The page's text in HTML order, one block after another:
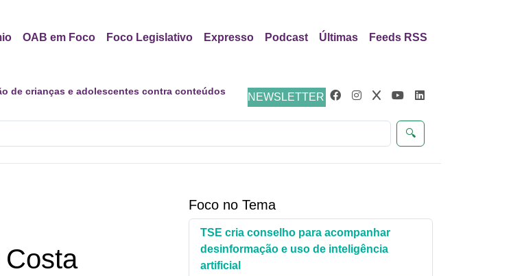
OAB em Foco Foco Legislativo Expresso Podcast Últimas Feeds RSS
NEWSLETTER
🔍
de crianças e adolescentes contra conteúdos
Foco no Tema
TSE cria conselho para acompanhar
desinformação e uso de inteligência
artificial